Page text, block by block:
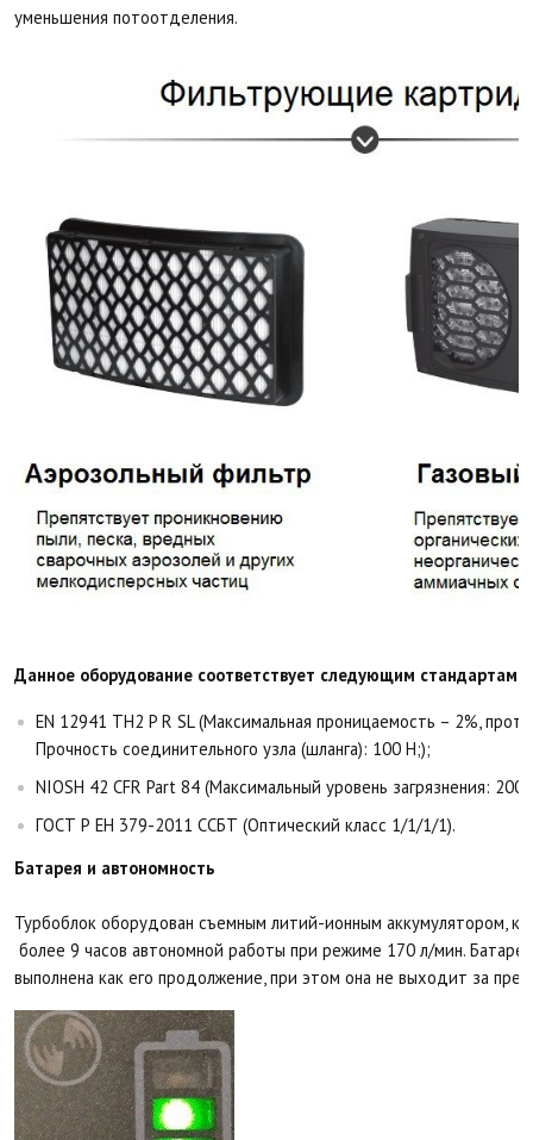
уменьшения потоотделения.
Данное оборудование соответствует следующим стандартам
EN 12941 TH2 P R SL (Максимальная проницаемость – 2%,
Прочность соединительного узла (шланга): 100 Н;);
NIOSH 42 CFR Part 84 (Максимальный уровень загрязнения: 200
ГОСТ Р ЕН 379-2011 ССБТ (Оптический класс 1/1/1/1).
Батарея и автономность
Турбоблок оборудован съемным литий-ионным аккумулятором,
более 9 часов автономной работы при режиме 170 л/мин.
выполнена как его продолжение, при этом она не выходит за